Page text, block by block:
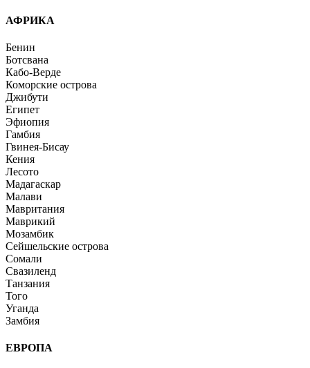
АФРИКА
Бенин
Ботсвана
Кабо-Верде
Коморские острова
Джибути
Египет
Эфиопия
Гамбия
Гвинея-Бисау
Кения
Лесото
Мадагаскар
Малави
Мавритания
Маврикий
Мозамбик
Сейшельские острова
Сомали
Свазиленд
Танзания
Того
Уганда
Замбия
ЕВРОПА